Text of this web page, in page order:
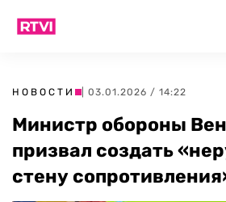
НОВОСТИ | 03.01.2026 / 14:22
Министр обороны
призвал создать
стену